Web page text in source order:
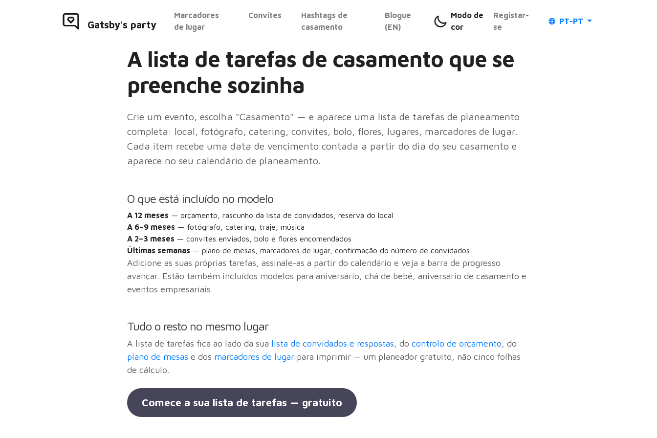
Gatsby's party
Marcadores
de lugar
Convites
Hashtags de
casamento
Blogue
(EN)
Modo de
cor
Registar-
se
PT-PT
A lista de tarefas de casamento que se
preenche sozinha
Crie um evento, escolha "Casamento" — e aparece uma lista de tarefas de planeamento
completa: local, fotógrafo, catering, convites, bolo, flores, lugares, marcadores de lugar.
Cada item recebe uma data de vencimento contada a partir do dia do seu casamento e
aparece no seu calendário de planeamento.
O que está incluído no modelo
A 12 meses — orçamento, rascunho da lista de convidados, reserva do local
A 6–9 meses — fotógrafo, catering, traje, música
A 2–3 meses — convites enviados, bolo e flores encomendados
Últimas semanas — plano de mesas, marcadores de lugar, confirmação do número de convidados
Adicione as suas próprias tarefas, assinale-as a partir do calendário e veja a barra de progresso
avançar. Estão também incluídos modelos para aniversário, chá de bebé, aniversário de casamento e
eventos empresariais.
Tudo o resto no mesmo lugar
A lista de tarefas fica ao lado da sua lista de convidados e respostas, do controlo de orçamento, do
plano de mesas e dos marcadores de lugarpara imprimir — um planeador gratuito, não cinco folhas
de cálculo.
Comece a sua lista de tarefas — gratuito